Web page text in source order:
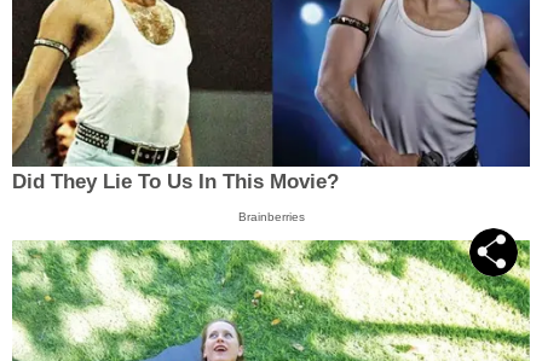
Did They Lie To Us In This Movie?
Brainberries